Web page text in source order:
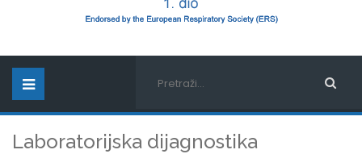
Laboratorijska dijagnostika